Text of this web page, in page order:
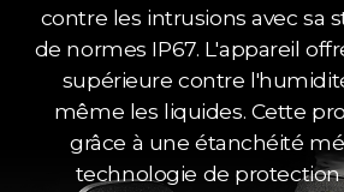
contre les intrusions avec sa
de normes IP67. L'appareil
supérieure contre
même les liquides. Cette
grâce à une étanchéité
technologie de